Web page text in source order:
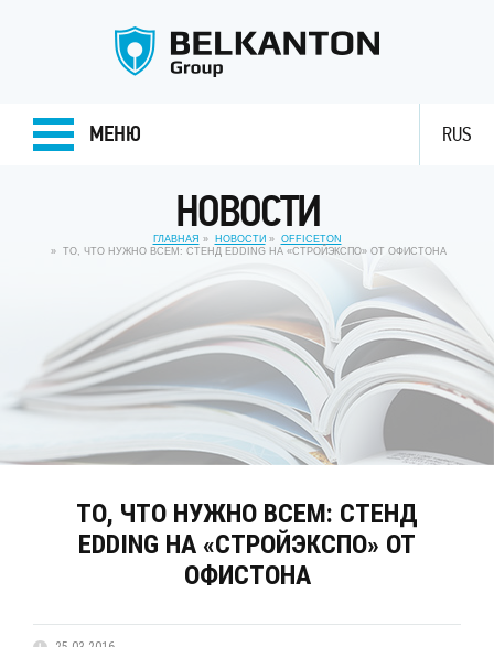
RUS
МЕНЮ
НОВОСТИ
ГЛАВНАЯ НОВОСТИ
OFFICETON
ТО, ЧТО НУЖНО ВСЕМ: СТЕНД EDDING НА «СТРОЙЭКСПО» ОТ ОФИСТОНА
ТО, ЧТО НУЖНО ВСЕМ: СТЕНД
EDDING НА «СТРОЙЭКСПО» ОТ
ОФИСТОНА